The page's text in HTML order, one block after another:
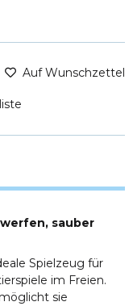
Auf Wunschzettel
sauber
Spielzeug für
im Freien.
sie